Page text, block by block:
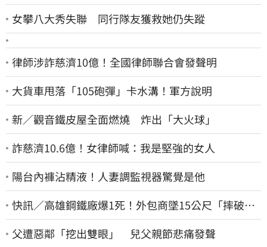
女攀八大秀失聯 同行隊友獲救她仍失蹤
律師涉詐慈濟10億！全國律師聯合會發聲明
大貨車甩落「105砲彈」卡水溝！軍方說明
新／觀音鐵皮屋全面燃燒 炸出「大火球」
詐慈濟10.6億！女律師喊：我是堅強的女人
陽台內褲沾精液！人妻調監視器驚覺是他
快訊／高雄鋼鐵廠爆1死！外包商墜15公尺「摔破頭
亡」
父遭惡鄰「挖出雙眼」 兒父親節悲痛發聲